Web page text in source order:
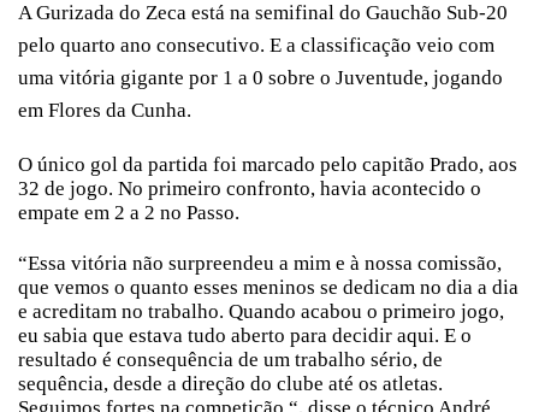
A Gurizada do Zeca está na semifinal do Gauchão Sub-20
pelo quarto ano consecutivo. E a classificação veio com
uma vitória gigante por 1 a 0 sobre o Juventude, jogando
em Flores da Cunha.
O único gol da partida foi marcado pelo capitão Prado, aos
32 de jogo. No primeiro confronto, havia acontecido o
empate em 2 a 2 no Passo.
“Essa vitória não surpreendeu a mim e à nossa comissão,
que vemos o quanto esses meninos se dedicam no dia a dia
e acreditam no trabalho. Quando acabou o primeiro jogo,
eu sabia que estava tudo aberto para decidir aqui. E o
resultado é consequência de um trabalho sério, de
sequência, desde a direção do clube até os atletas.